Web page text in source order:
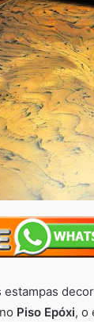
estampas
Piso Epóxi, o